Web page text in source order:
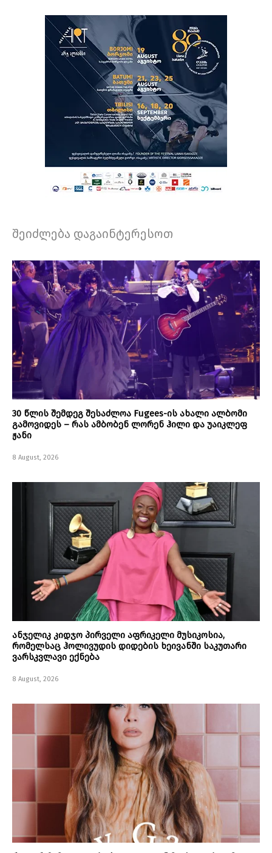
შეიძლება დაგაინტერესოთ
30 წლის შემდეგ შესაძლოა Fugees-ის ახალი ალბომი
გამოვიდეს – რას ამბობენ ლორენ ჰილი და უაიკლეფ
ჟანი
8 August, 2026
ანჯელიკ კიდჯო პირველი აფრიკელი მუსიკოსია,
რომელსაც ჰოლივუდის დიდების ხეივანში საკუთარი
ვარსკვლავი ექნება
8 August, 2026